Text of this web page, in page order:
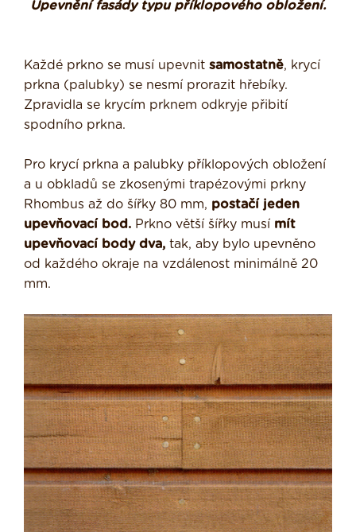
Upevnění fasády typu příklopového obložení.
Každé prkno se musí upevnit samostatně, krycí
prkna (palubky) se nesmí prorazit hřebíky.
Zpravidla se krycím prknem odkryje přibití
spodního prkna.
Pro krycí prkna a palubky příklopových obložení
a u obkladů se zkosenými trapézovými prkny
Rhombus až do šířky 80 mm, postačí jeden
upevňovací bod. Prkno větší šířky musí mít
upevňovací body dva, tak, aby bylo upevněno
od každého okraje na vzdálenost minimálně 20
mm.